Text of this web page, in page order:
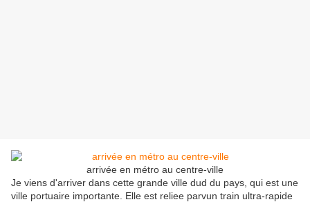
arrivée en métro au centre-ville
Je viens d'arriver dans cette grande ville dud du pays, qui est une
ville portuaire importante. Elle est reliee parvun train ultra-rapide